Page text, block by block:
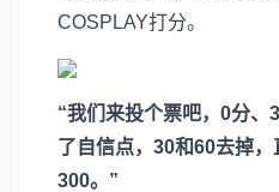
COSPLAY打分。
“我们来投个票吧，0分、
了自信点，30和60去掉，
300。”